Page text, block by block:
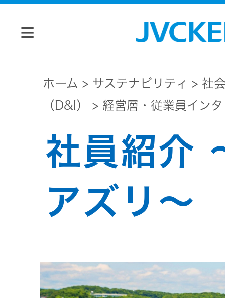
JVC トップ
ドライブ
レコーダ
ビデオカ
ヘッドホ
ン・イヤ
会社情報
マネジメン
ジ
企業理念
株主・投資家
情報
ホーム サステナビリティ
社
（D&I）
経営層・従業員イン
社員紹介
アズリ〜